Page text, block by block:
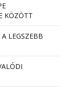
KÖZÖTT
LEGSZEBB